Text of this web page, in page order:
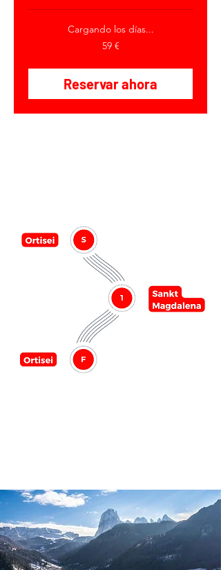
Cargando los días...
59 €
Reservar ahora